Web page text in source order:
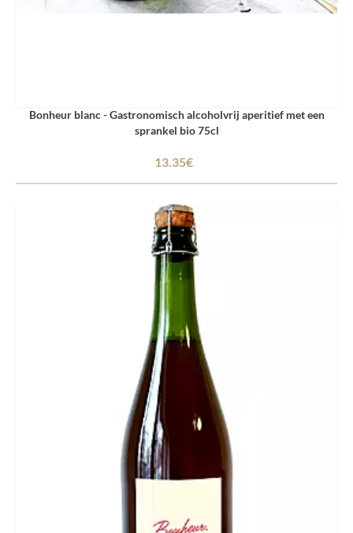
Bonheur blanc - Gastronomisch alcoholvrij aperitief met een
sprankel bio 75cl
13.35€